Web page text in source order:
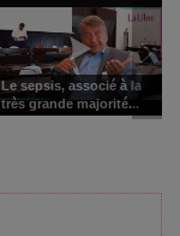
Le sepsis, associé à la
très grande majorité...